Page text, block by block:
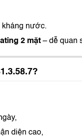
kháng nước.
2 mặt – dễ quan
diện cao,